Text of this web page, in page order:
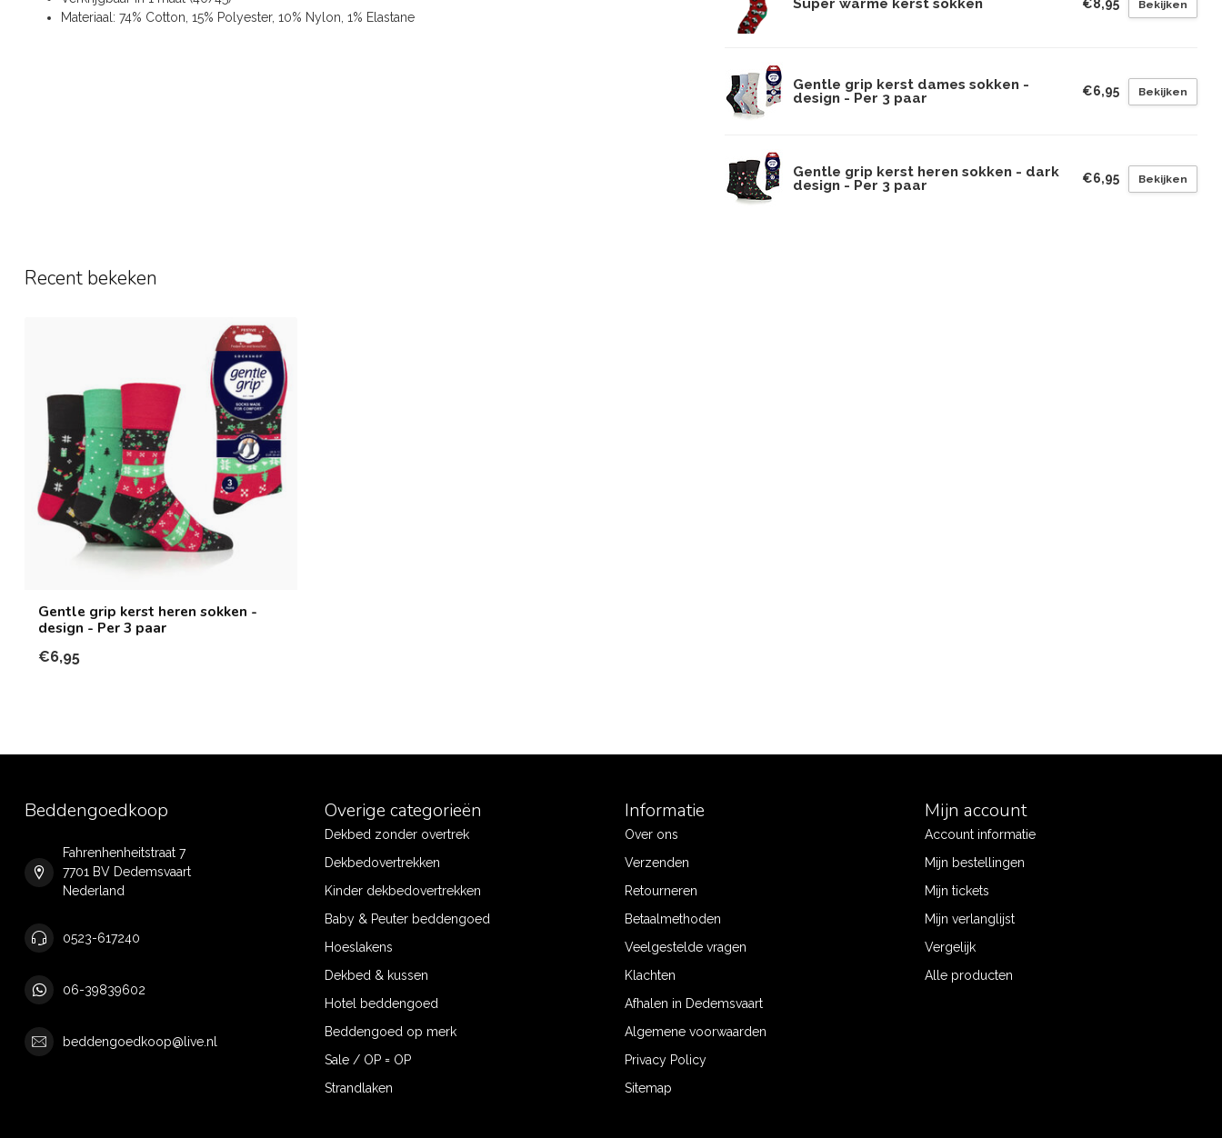
Materiaal: 74% Cotton, 15% Polyester, 10% Nylon, 1% Elastane
Super warme kerst sokken €8,95 Bekijken
Gentle grip kerst dames sokken -
design - Per 3 paar
€6,95 Bekijken
Gentle grip kerst heren sokken - dark
design - Per 3 paar
€6,95 Bekijken
Recent bekeken
Gentle grip kerst heren sokken -
design - Per 3 paar
€6,95
Beddengoedkoop
Fahrenhenheitstraat 7
7701 BV Dedemsvaart
Nederland
0523-617240
06-39839602
beddengoedkoop@live.nl
Overige categorieën
Dekbed zonder overtrek
Dekbedovertrekken
Kinder dekbedovertrekken
Baby & Peuter beddengoed
Hoeslakens
Dekbed & kussen
Hotel beddengoed
Beddengoed op merk
Sale / OP = OP
Strandlaken
Informatie
Over ons
Verzenden
Retourneren
Betaalmethoden
Veelgestelde vragen
Klachten
Afhalen in Dedemsvaart
Algemene voorwaarden
Privacy Policy
Sitemap
Mijn account
Account informatie
Mijn bestellingen
Mijn tickets
Mijn verlanglijst
Vergelijk
Alle producten